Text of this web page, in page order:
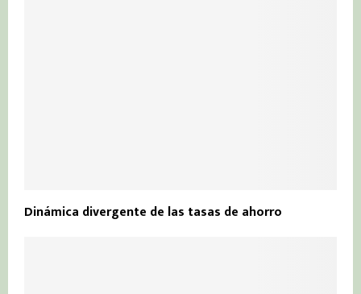
Dinámica divergente de las tasas de ahorro